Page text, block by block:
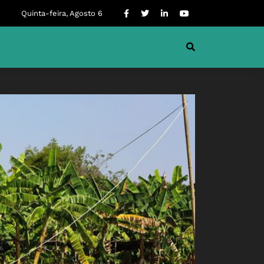
Quinta-feira, Agosto 6